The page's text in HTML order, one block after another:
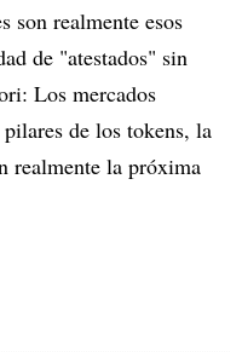
son realmente esos
de "atestados" sin
Los mercados
de los tokens, la
realmente la próxima